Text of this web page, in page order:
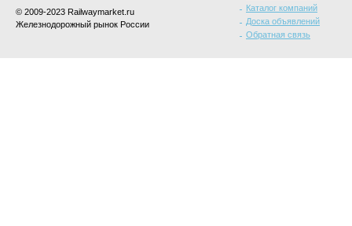
© 2009-2023 Railwaymarket.ru
Железнодорожный рынок России
Каталог компаний
Доска объявлений
Обратная связь